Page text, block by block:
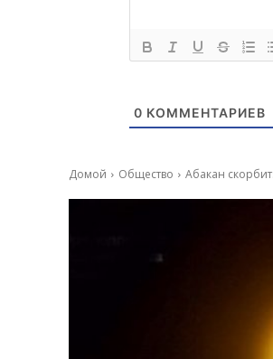
0 КОММЕНТАРИЕВ